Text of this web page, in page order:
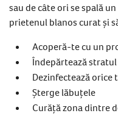
sau de câte ori se spală
prietenul blanos curat și
Acoperă-te cu un
Îndepărtează
Dezinfectează orice
Șterge lăbuțele
Curăță zona dintre